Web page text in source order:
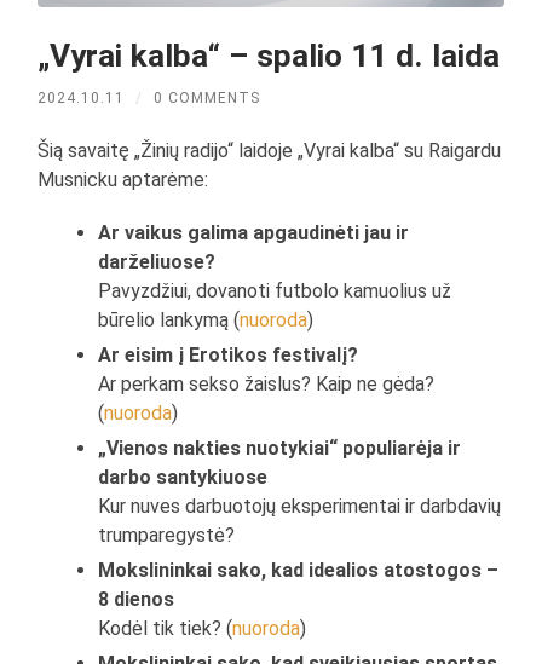
„Vyrai kalba“ – spalio 11 d. laida
2024.10.11 / 0 COMMENTS
Šią savaitę „Žinių radijo“ laidoje „Vyrai kalba“ su Raigardu
Musnicku aptarėme:
Ar vaikus galima apgaudinėti jau ir
darželiuose?
Pavyzdžiui, dovanoti futbolo kamuolius už
būrelio lankymą (nuoroda)
Ar eisim į Erotikos festivalį?
Ar perkam sekso žaislus? Kaip ne gėda?
(nuoroda)
„Vienos nakties nuotykiai“ populiarėja ir
darbo santykiuose
Kur nuves darbuotojų eksperimentai ir darbdavių
trumparegystė?
Mokslininkai sako, kad idealios atostogos –
8 dienos
Kodėl tik tiek? (nuoroda)